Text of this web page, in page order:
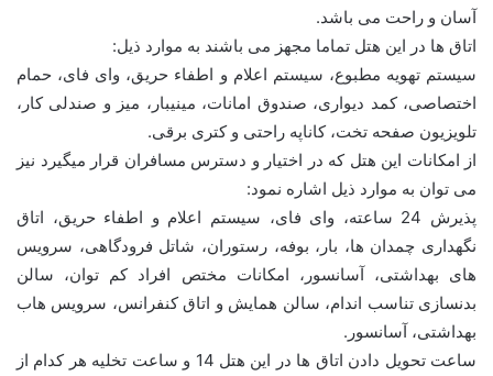
آسان و راحت می باشد.
اتاق ها در این هتل تماما مجهز می باشند به موارد ذیل:
سیستم تهویه مطبوع، سیستم اعلام و اطفاء حریق، وای فای، حمام
اختصاصی، کمد دیواری، صندوق امانات، مینیبار، میز و صندلی کار،
تلویزیون صفحه تخت، کاناپه راحتی و کتری برقی.
از امکانات این هتل که در اختیار و دسترس مسافران قرار میگیرد نیز
می توان به موارد ذیل اشاره نمود:
پذیرش 24 ساعته، وای فای، سیستم اعلام و اطفاء حریق، اتاق
نگهداری چمدان ها، بار، بوفه، رستوران، شاتل فرودگاهی، سرویس
های بهداشتی، آسانسور، امکانات مختص افراد کم توان، سالن
بدنسازی تناسب اندام، سالن همایش و اتاق کنفرانس، سرویس هاب
بهداشتی، آسانسور.
ساعت تحویل دادن اتاق ها در این هتل 14 و ساعت تخلیه هر کدام از